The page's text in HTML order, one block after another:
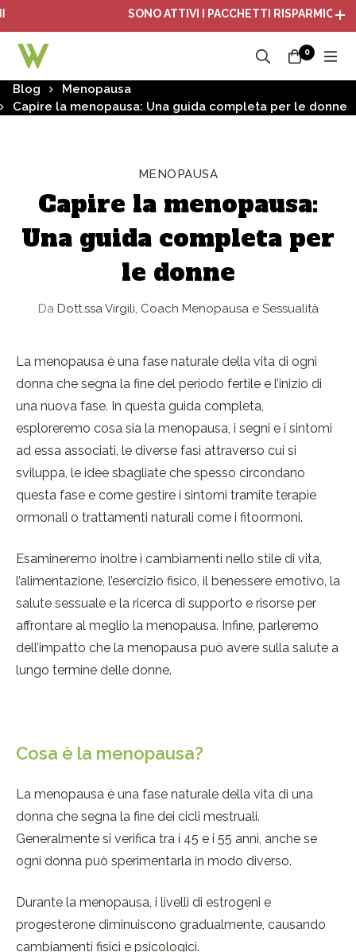
SONO ATTIVI I PACCHETTI RISPARMIO: PIÙ
0
Blog
Menopausa
Capire la menopausa: Una guida completa per le donne
MENOPAUSA
Capire la menopausa:
Una guida completa per
le donne
DaDott.ssa Virgili, Coach Menopausa e Sessualità
La menopausa è una fase naturale della vita di ogni
donna che segna la fine del periodo fertile e l’inizio di
una nuova fase. In questa guida completa,
esploreremo cosa sia la menopausa, i segni e i sintomi
ad essa associati, le diverse fasi attraverso cui si
sviluppa, le idee sbagliate che spesso circondano
questa fase e come gestire i sintomi tramite terapie
ormonali o trattamenti naturali come i fitoormoni.
Esamineremo inoltre i cambiamenti nello stile di vita,
l’alimentazione, l’esercizio fisico, il benessere emotivo, la
salute sessuale e la ricerca di supporto e risorse per
affrontare al meglio la menopausa. Infine, parleremo
dell’impatto che la menopausa può avere sulla salute a
lungo termine delle donne.
Cosa è la menopausa?
La menopausa è una fase naturale della vita di una
donna che segna la fine dei cicli mestruali.
Generalmente si verifica tra i 45 e i 55 anni, anche se
ogni donna può sperimentarla in modo diverso.
Durante la menopausa, i livelli di estrogeni e
progesterone diminuiscono gradualmente, causando
cambiamenti fisici e psicologici.